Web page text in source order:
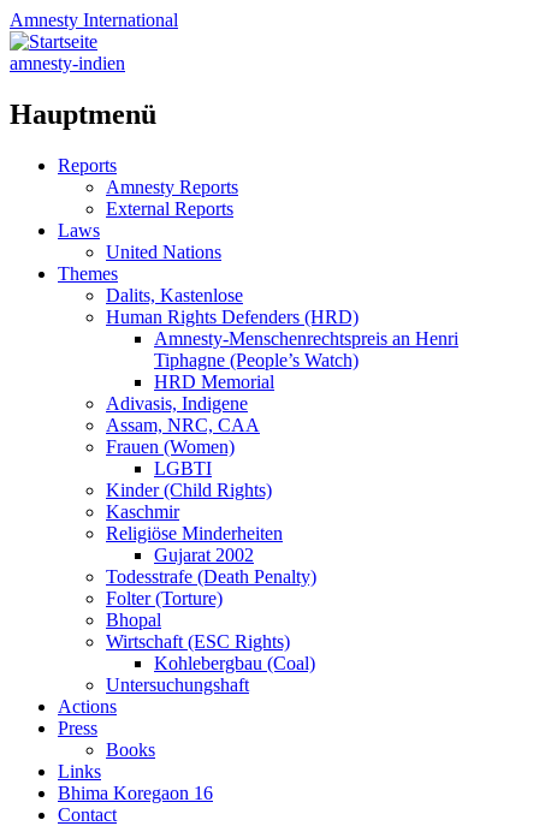
Amnesty International
amnesty-indien
Hauptmenü
Zum
Reports
Amnesty Reports
External Reports
Laws
United Nations
Themes
Dalits, Kastenlose
Human Rights Defenders (HRD)
Amnesty-Menschenrechtspreis an Henri
Tiphagne (People’s Watch)
HRD Memorial
Adivasis, Indigene
Assam, NRC, CAA
Frauen (Women)
LGBTI
Kinder (Child Rights)
Kaschmir
Religiöse Minderheiten
Gujarat 2002
Todesstrafe (Death Penalty)
Folter (Torture)
Bhopal
Wirtschaft (ESC Rights)
Kohlebergbau (Coal)
Untersuchungshaft
Actions
Press
Books
Links
Bhima Koregaon 16
Contact